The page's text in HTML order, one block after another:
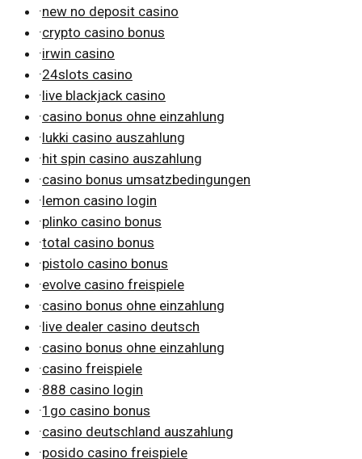
·new no deposit casino
·crypto casino bonus
·irwin casino
·24slots casino
·live blackjack casino
·casino bonus ohne einzahlung
·lukki casino auszahlung
·hit spin casino auszahlung
·casino bonus umsatzbedingungen
·lemon casino login
·plinko casino bonus
·total casino bonus
·pistolo casino bonus
·evolve casino freispiele
·casino bonus ohne einzahlung
·live dealer casino deutsch
·casino bonus ohne einzahlung
·casino freispiele
·888 casino login
·1go casino bonus
·casino deutschland auszahlung
·posido casino freispiele